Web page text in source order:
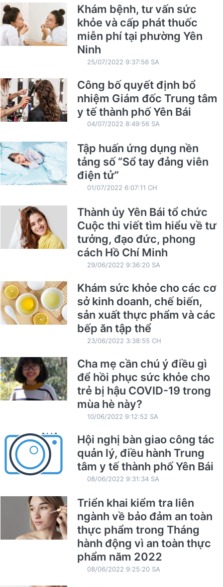
Khám bệnh, tư vấn sức
khỏe và cấp phát thuốc
miễn phí tại phường Yên
Ninh
25/07/2022 9:37:56 SA
Công bố quyết định bổ
nhiệm Giám đốc Trung tâm
y tế thành phố Yên Bái
04/07/2022 8:49:56 SA
Tập huấn ứng dụng nền
tảng số “Sổ tay đảng viên
điện tử”
01/07/2022 6:07:11 CH
Thành ủy Yên Bái tổ chức
Cuộc thi viết tìm hiểu về tư
tưởng, đạo đức, phong
cách Hồ Chí Minh
29/06/2022 9:36:20 SA
Khám sức khỏe cho các cơ
sở kinh doanh, chế biến,
sản xuất thực phẩm và các
bếp ăn tập thể
23/06/2022 3:38:55 CH
Cha mẹ cần chú ý điều gì
để hồi phục sức khỏe cho
trẻ bị hậu COVID-19 trong
mùa hè này?
10/06/2022 9:12:52 SA
Hội nghị bàn giao công tác
quản lý, điều hành Trung
tâm y tế thành phố Yên Bái
08/06/2022 9:31:34 SA
Triển khai kiểm tra liên
ngành về bảo đảm an toàn
thực phẩm trong Tháng
hành động vì an toàn thực
phẩm năm 2022
08/06/2022 9:25:20 SA